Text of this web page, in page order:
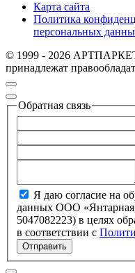
Карта сайта
Политика
персональных
© 1999 - 2026
принадлежат
Обратная связь
Я даю согласие на
данных ООО
5047082223) в целях обработки запроса и обратной связи,
в соответствии с
Отправить